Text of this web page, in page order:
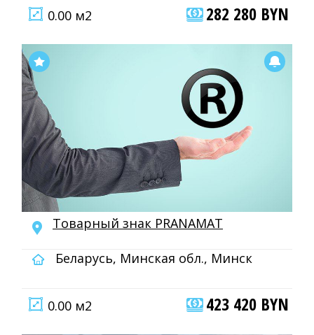
0.00 м2 282 280 BYN
Товарный знак PRANAMAT
Беларусь, Минская обл., Минск
0.00 м2 423 420 BYN